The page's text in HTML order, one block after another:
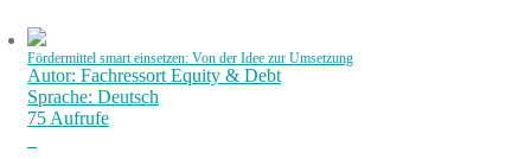
Fördermittel smart einsetzen: Von der Idee zur Umsetzung
Autor: Fachressort Equity & Debt
Sprache: Deutsch
75 Aufrufe